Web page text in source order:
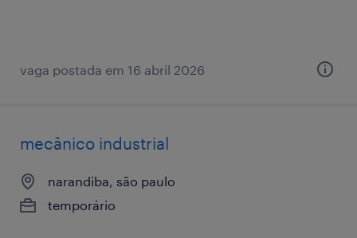
vaga postada em 16 abril 2026
mecânico industrial
narandiba, são paulo
temporário